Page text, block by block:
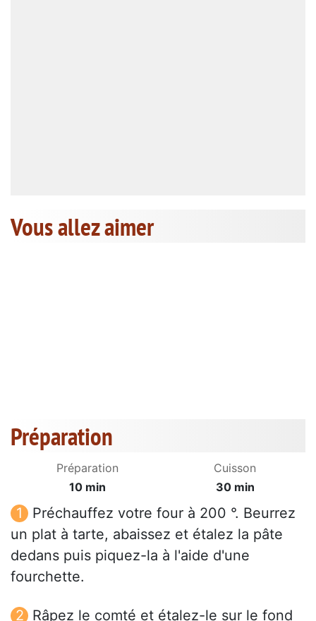
Vous allez aimer
Préparation
Préparation
10 min
Cuisson
30 min
Préchauffez votre four à 200 °. Beurrez
un plat à tarte, abaissez et étalez la pâte
dedans puis piquez-la à l'aide d'une
fourchette.
Râpez le comté et étalez-le sur le fond